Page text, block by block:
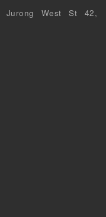
Jurong West St 42,